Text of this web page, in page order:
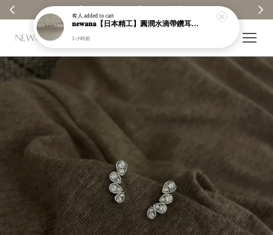
有人 added to cart
𝐧𝐞𝐰𝐚𝐧𝐚【日本精工】圓潤水滴帶鑽耳環｜耳針｜高保色｜純銀｜鍍玫瑰金｜現貨＋預購【n989】
3 小時前